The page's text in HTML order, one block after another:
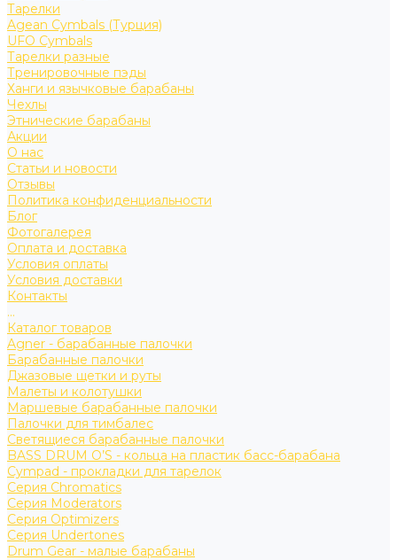
Тарелки
Agean Cymbals (Турция)
UFO Cymbals
Тарелки разные
Тренировочные пэды
Ханги и язычковые барабаны
Чехлы
Этнические барабаны
Акции
О нас
Статьи и новости
Отзывы
Политика конфиденциальности
Блог
Фотогалерея
Оплата и доставка
Условия оплаты
Условия доставки
Контакты
...
Каталог товаров
Agner - барабанные палочки
Барабанные палочки
Джазовые щетки и руты
Малеты и колотушки
Маршевые барабанные палочки
Палочки для тимбалес
Светящиеся барабанные палочки
BASS DRUM O’S - кольца на пластик басс-барабана
Cympad - прокладки для тарелок
Серия Chromatics
Серия Moderators
Серия Optimizers
Серия Undertones
Drum Gear - малые барабаны